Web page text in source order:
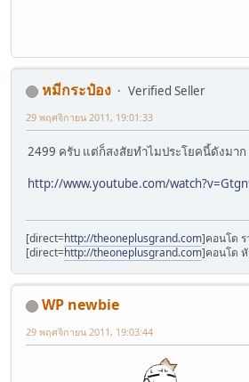
หมีกระป๋อง
Verified Seller
29 พฤศจิกายน 2011, 19:01:33
2499 ครับ แต่ก็สงสัยทำไมประโยคนี้ดังมาก
http://www.youtube.com/
[direct=http://theoneplusgrand.com]คอนโด
[direct=http://theoneplusgrand.com]คอนโด
WP newbie
29 พฤศจิกายน 2011, 19:03:44